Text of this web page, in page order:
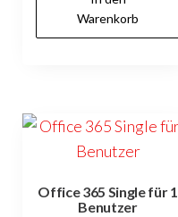
Warenkorb
Office 365 Single für 1
Benutzer